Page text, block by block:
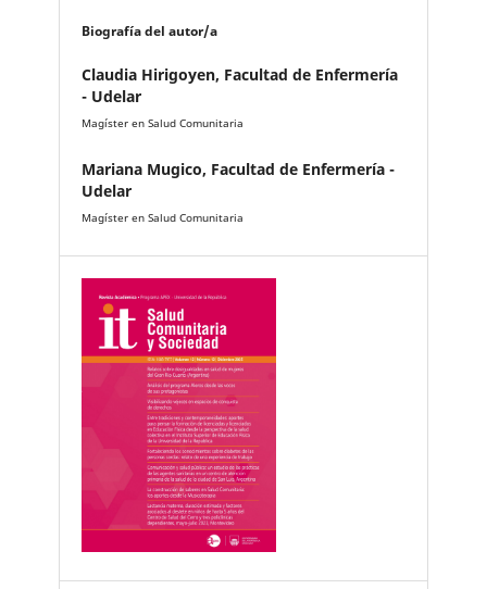
Biografía del autor/a
Claudia Hirigoyen, Facultad de Enfermería
- Udelar
Magíster en Salud Comunitaria
Mariana Mugico, Facultad de Enfermería -
Udelar
Magíster en Salud Comunitaria